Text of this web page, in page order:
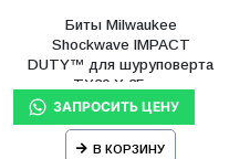
Биты Milwaukee
Shockwave IMPACT
DUTY™ для шуруповерта
TX30 Х 25 мм
В КОРЗИНУ